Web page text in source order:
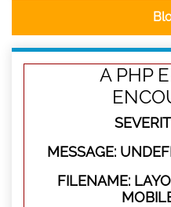
A PHP
MESSAGE:
FILENAME: